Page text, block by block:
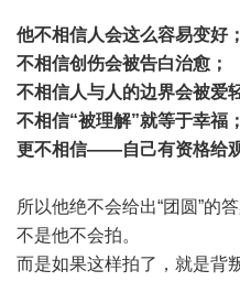
他不相信人会这么容易变好；
不相信创伤会被告白治愈；
不相信人与人的边界会被爱
不相信“被理解”就等于幸福；
更不相信——自己有资格给观
所以他绝不会给出“团圆”的答
不是他不会拍。
而是如果这样拍了，就是背